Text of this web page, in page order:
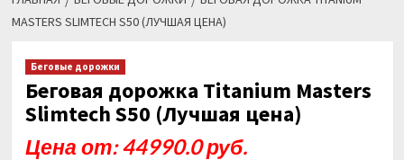
MASTERS SLIMTECH S50 (ЛУЧШАЯ ЦЕНА)
Беговые дорожки
Беговая дорожка Titanium Masters
Slimtech S50 (Лучшая цена)
Цена от: 44990.0 руб.